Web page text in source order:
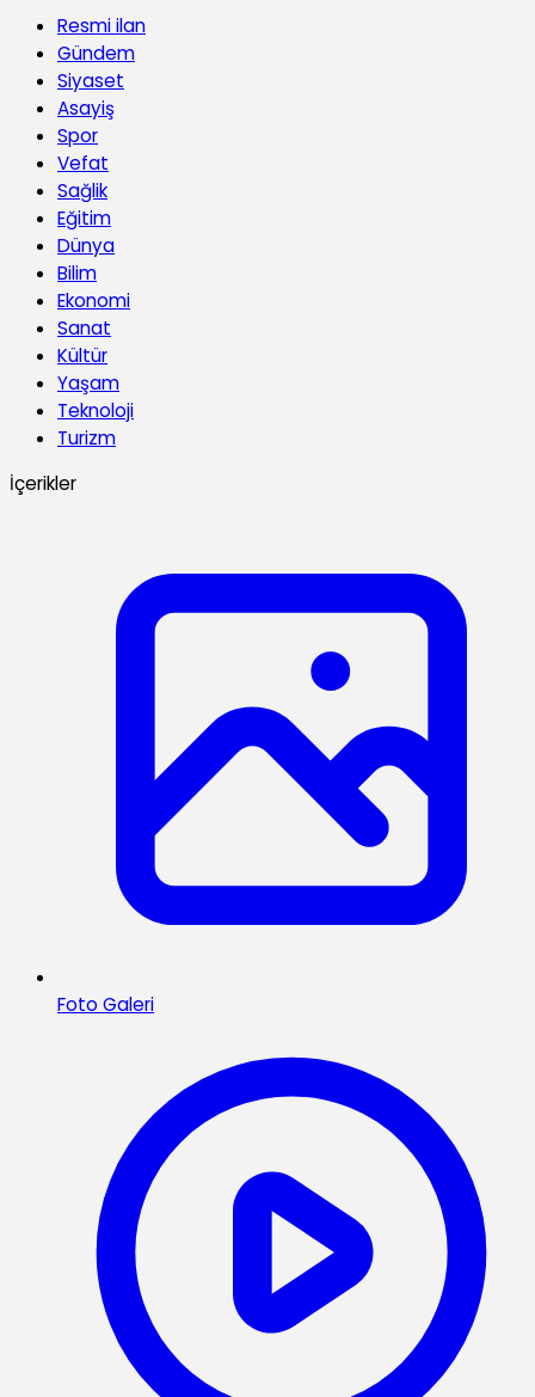
Resmi ilan
Gündem
Siyaset
Asayiş
Spor
Vefat
Sağlik
Eğitim
Dünya
Bilim
Ekonomi
Sanat
Kültür
Yaşam
Teknoloji
Turizm
İçerikler
Foto Galeri